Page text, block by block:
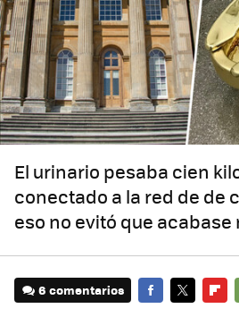
El urinario pesaba cien
conectado a la red de de
eso no evitó que acabase
6 comentarios